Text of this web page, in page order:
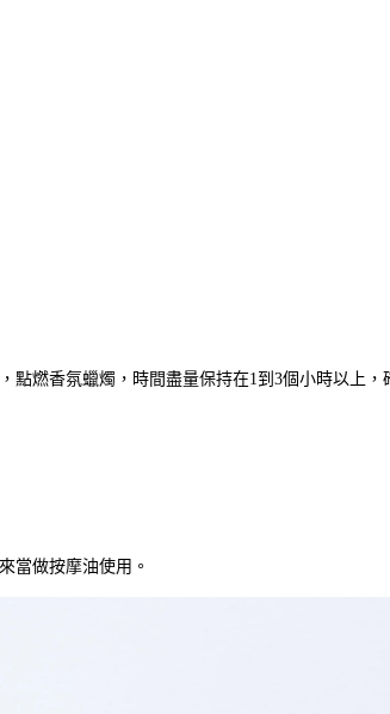
燃香氛蠟燭，時間盡量保持在1到3個小時以上
當做按摩油使用。